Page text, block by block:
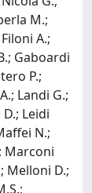
M.;
A.;
Gaboardi
P.;
Landi G.;
Leidi
N.;
Marconi
Melloni D.;